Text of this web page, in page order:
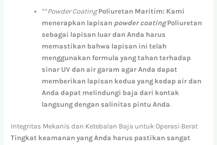
**Powder Coating Poliuretan Maritim: Kami
menerapkan lapisan powder coating Poliuretan
sebagai lapisan luardan Anda harus
memastikan bahwa lapisan ini telah
menggunakan formula yangtahan terhadap
sinar UVdan air garam agarAnda dapat
memberikan lapisan kedua yang kedap airdan
Anda dapat melindungi baja dari kontak
langsungdengan salinitas pintu Anda.
Integritas Mekanis dan Ketebalan Baja untuk Operasi Berat
Tingkat keamanan yang Anda harus pastikan sangat